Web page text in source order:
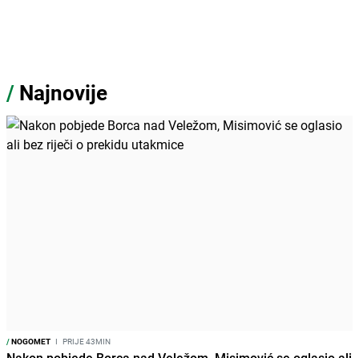
/ Najnovije
/NOGOMET I PRIJE 43MIN